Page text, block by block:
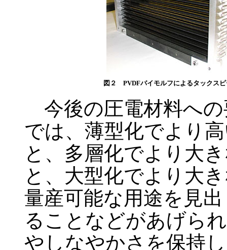
図２ PVDFバイモルフによるタックスピ
今後の圧電材料へ
では、薄型化でより
と、多層化でより大
と、大型化でより大
量産可能な用途を見
ることなどがあげら
やしなやかさを保持